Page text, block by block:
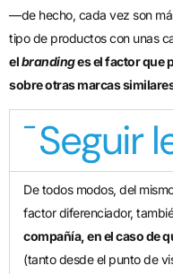
—de hecho, cada vez son
tipo de productos con unas
elbrandinges el factor que
sobre otras marcas
Seguir
De todos modos, del
factor diferenciador,
compañía, en el caso de
(tanto desde el punto de